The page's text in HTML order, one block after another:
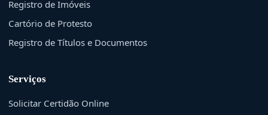
Registro de Imóveis
Cartório de Protesto
Registro de Títulos e Documentos
Serviços
Solicitar Certidão Online